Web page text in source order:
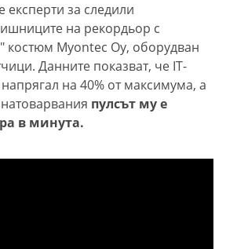
за следили
на рекордьор с
Myontec Oy, оборудван
Данните показват, чe IT-
на 40% от максимума, а
пулсът му е
в минута.